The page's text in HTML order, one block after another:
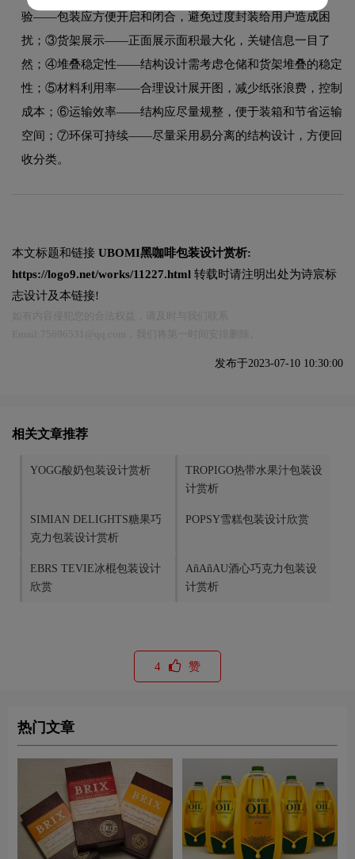
验——包装应方便开启和闭合，避免过度封装给用户造成困
扰；③货架展示——正面展示面积最大化，关键信息一目了
然；④堆叠稳定性——结构设计需考虑仓储和货架堆叠的稳定
性；⑤材料利用率——合理设计展开图，减少纸张浪费，控制
成本；⑥运输效率——结构应尽量规整，便于装箱和节省运输
空间；⑦环保可持续——尽量采用易分离的结构设计，方便回
收分类。
本文标题和链接 UBOMI黑咖啡包装设计赏析:
https://logo9.net/works/11227.html 转载时请注明出处为诗宸标
志设计及本链接!
发布于2023-07-10 10:30:00
相关文章推荐
YOGG酸奶包装设计赏析
TROPIGO热带水果汁包装设
计赏析
SIMIAN DELIGHTS糖果巧
克力包装设计赏析
POPSY雪糕包装设计欣赏
EBRS TEVIE冰棍包装设计
欣赏
AñAñAU酒心巧克力包装设
计赏析
4 赞
热门文章